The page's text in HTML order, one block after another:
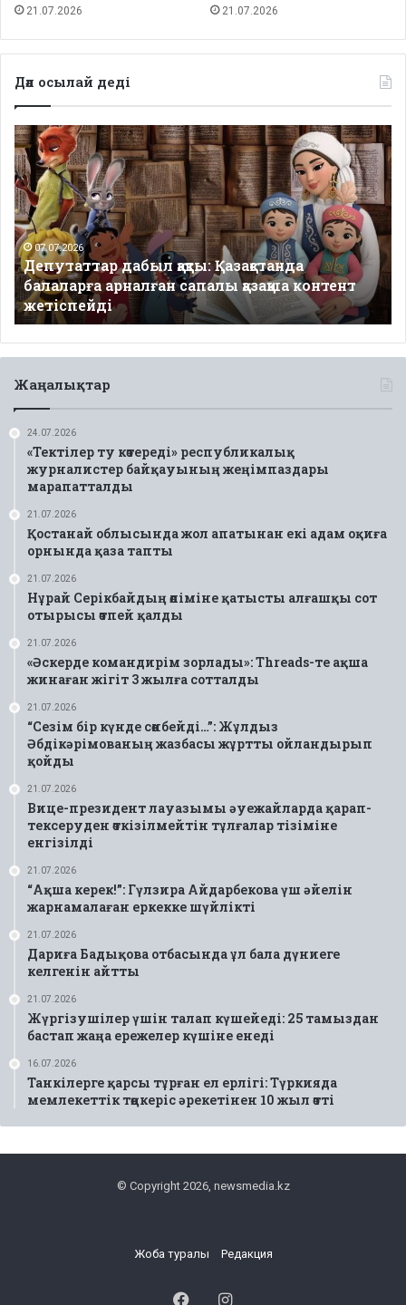
21.07.2026 21.07.2026
Дәл осылай деді
Депутаттар
дабыл
қақты:
Қазақстанда
балаларға
арналған
сапалы
қазақша
контент
жетіспейді
07.07.2026
Депутаттар дабыл қақты: Қазақстанда
балаларға арналған сапалы қазақша контент
жетіспейді
Жаңалықтар
24.07.2026
«Тектілер ту көтереді» республикалық
журналистер байқауының жеңімпаздары
марапатталды
21.07.2026
Қостанай облысында жол апатынан екі адам оқиға
орнында қаза тапты
21.07.2026
Нұрай Серікбайдың өліміне қатысты алғашқы сот
отырысы өтпей қалды
21.07.2026
«Әскерде командирім зорлады»: Threads-те ақша
жинаған жігіт 3 жылға сотталды
21.07.2026
“Сезім бір күнде сөнбейді…”: Жұлдыз
Әбдікәрімованың жазбасы жұртты ойландырып
қойды
21.07.2026
Вице-президент лауазымы әуежайларда қарап-
тексеруден өткізілмейтін тұлғалар тізіміне
енгізілді
21.07.2026
“Ақша керек!”: Гүлзира Айдарбекова үш әйелін
жарнамалаған еркекке шүйлікті
21.07.2026
Дариға Бадықова отбасында ұл бала дүниеге
келгенін айтты
21.07.2026
Жүргізушілер үшін талап күшейеді: 25 тамыздан
бастап жаңа ережелер күшіне енеді
16.07.2026
Танкілерге қарсы тұрған ел ерлігі: Түркияда
мемлекеттік төңкеріс әрекетінен 10 жыл өтті
© Copyright 2026, newsmedia.kz
Жоба туралы Редакция
FacebookInstagram